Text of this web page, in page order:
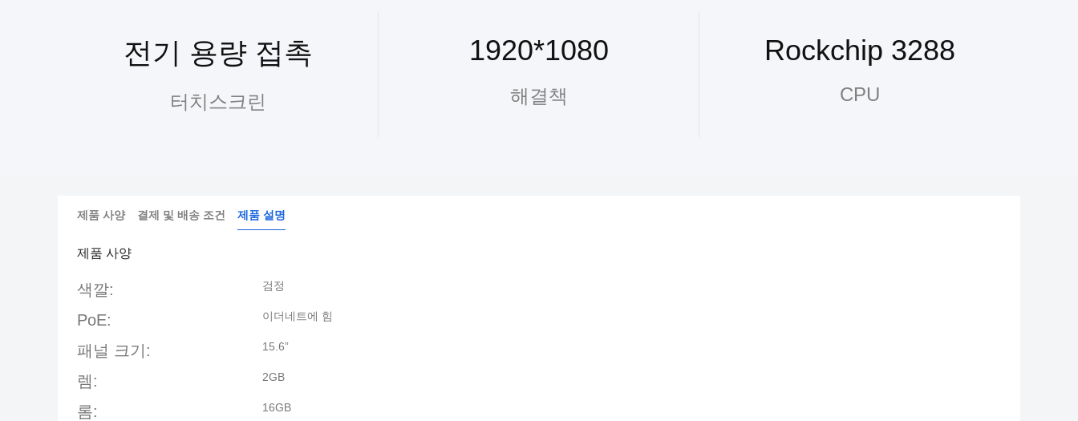
전기 용량 접촉
터치스크린
1920*1080
해결책
Rockchip 3288
CPU
제품 사양 결제 및 배송 조건 제품 설명
제품 사양
색깔: 검정
PoE: 이더네트에 힘
패널 크기: 15.6”
렘: 2GB
롬: 16GB